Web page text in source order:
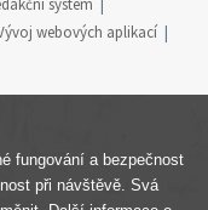
systém
webových aplikací
fungování a bezpečnost
při návštěvě. Svá